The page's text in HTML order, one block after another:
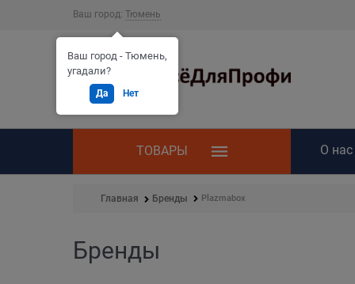
Ваш город: Тюмень
ТОВАРЫ О нас
Главная Бренды Plazmabox
Бренды
Ваш город - Тюмень,
угадали?
Да Нет